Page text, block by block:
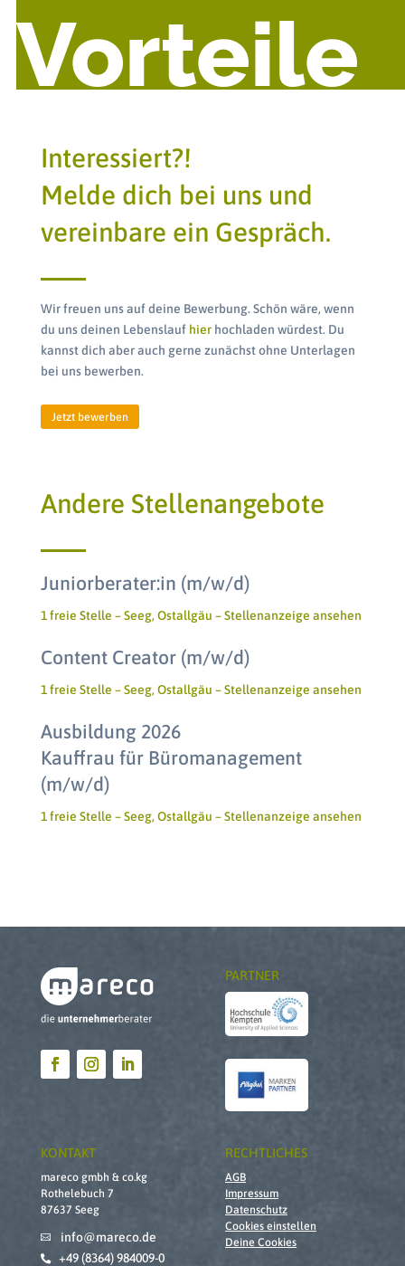
Vorteile
Interessiert?!
Melde dich bei uns und
vereinbare ein Gespräch.
Wir freuen uns auf deine Bewerbung. Schön wäre, wenn
du uns deinen Lebenslauf hierhochladen würdest. Du
kannst dich aber auch gerne zunächst ohne Unterlagen
bei uns bewerben.
Jetzt bewerben
Andere Stellenangebote
Juniorberater:in (m/w/d)
1 freie Stelle – Seeg, Ostallgäu –Stellenanzeige ansehen
Content Creator (m/w/d)
1 freie Stelle – Seeg, Ostallgäu –Stellenanzeige ansehen
Ausbildung 2026
Kauffrau für Büromanagement
(m/w/d)
1 freie Stelle – Seeg, Ostallgäu –Stellenanzeige ansehen
KONTAKT
mareco gmbh & co.kg
Rothelebuch 7
87637 Seeg
 info@mareco.de
 +49 (8364) 984009-0
RECHTLICHES
AGB
Impressum
Datenschutz
Cookies einstellen
Deine Cookies
PARTNER